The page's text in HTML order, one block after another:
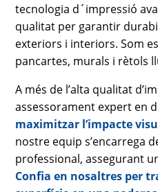
tecnologia d´impressió
qualitat per garantir
exteriors i interiors. Som
pancartes, murals i rètols
A més de l’alta qualitat
assessorament expert en
maximitzar l’impacte
nostre equip s’encarrega
professional, assegurant
Confia en nosaltres per